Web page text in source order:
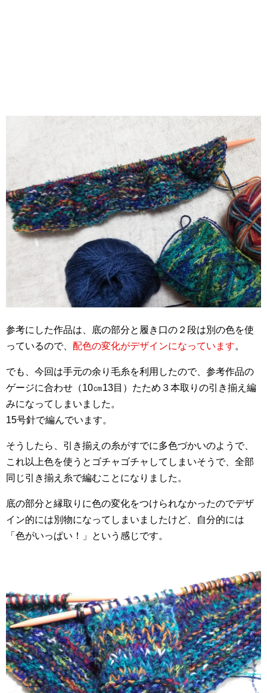
参考にした作品は、底の部分と履き口の２段は別の色を使
っているので、 配色の変化がデザインになっています。
でも、今回は手元の余り毛糸を利用したので、参考作品の
ゲージに合わせ（10㎝13目）たため３本取りの引き揃え編
みになってしまいました。
15号針で編んでいます。
そうしたら、引き揃えの糸がすでに多色づかいのようで、
これ以上色を使うとゴチャゴチャしてしまいそうで、全部
同じ引き揃え糸で編むことになりました。
底の部分と縁取りに色の変化をつけられなかったのでデザ
イン的には別物になってしまいましたけど、自分的には
「色がいっぱい！」という感じです。